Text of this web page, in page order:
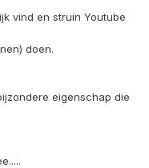
vind en struin Youtube
doen.
eigenschap die